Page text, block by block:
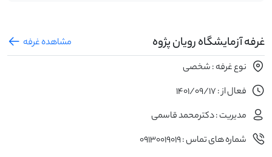
غرفه آزمایشگاه رویان پژوه
مشاهده غرفه
نوع غرفه : شخصی
فعال از : 1401/09/17
مدیریت : دکترمحمد قاسمی
شماره های تماس : 09130019019